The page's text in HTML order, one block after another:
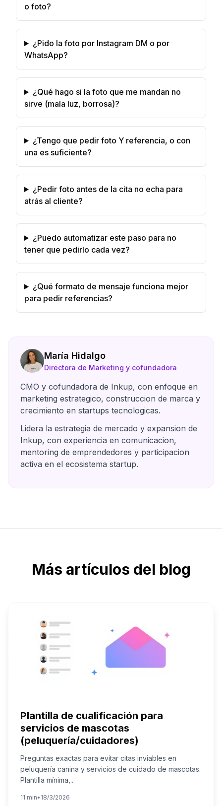
o foto?
¿Pido la foto por Instagram DM o por
WhatsApp?
¿Qué hago si la foto que me mandan no
sirve (mala luz, borrosa)?
¿Tengo que pedir foto Y referencia, o con
una es suficiente?
¿Pedir foto antes de la cita no echa para
atrás al cliente?
¿Puedo automatizar este paso para no
tener que pedirlo cada vez?
¿Qué formato de mensaje funciona mejor
para pedir referencias?
María Hidalgo
Directora de Marketing y cofundadora
CMO y cofundadora de Inkup, con enfoque en
marketing estrategico, construccion de marca y
crecimiento en startups tecnologicas.
Lidera la estrategia de mercado y expansion de
Inkup, con experiencia en comunicacion,
mentoring de emprendedores y participacion
activa en el ecosistema startup.
Más artículos del blog
Plantilla de cualificación para
servicios de mascotas
(peluquería/cuidadores)
Preguntas exactas para evitar citas inviables en
peluquería canina y servicios de cuidado de mascotas.
Plantilla mínima, ...
11 min• 18/3/2026